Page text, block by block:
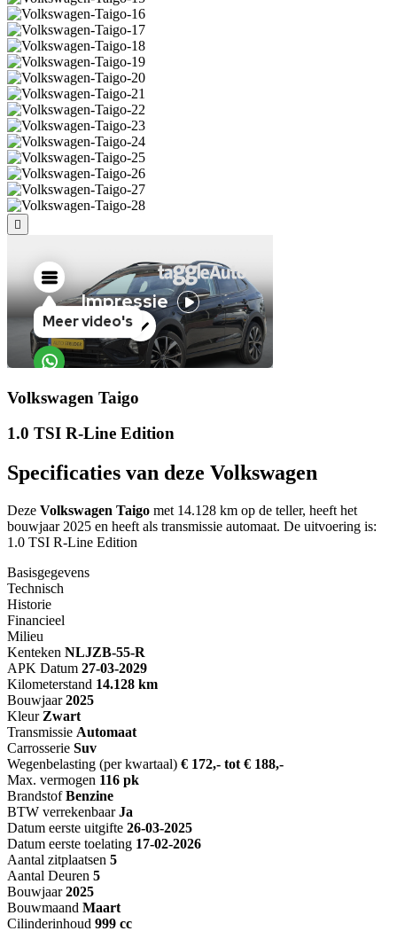
Volkswagen Taigo
1.0 TSI R-Line Edition
Specificaties van deze Volkswagen
Deze Volkswagen Taigo met 14.128 km op de teller, heeft het
bouwjaar 2025 en heeft als transmissie automaat. De uitvoering is:
1.0 TSI R-Line Edition
Basisgegevens
Technisch
Historie
Financieel
Milieu
Kenteken NLJZB-55-R
APK Datum 27-03-2029
Kilometerstand 14.128 km
Bouwjaar 2025
Kleur Zwart
Transmissie Automaat
Carrosserie Suv
Wegenbelasting (per kwartaal) € 172,- tot € 188,-
Max. vermogen 116 pk
Brandstof Benzine
BTW verrekenbaar Ja
Datum eerste uitgifte 26-03-2025
Datum eerste toelating 17-02-2026
Aantal zitplaatsen 5
Aantal Deuren 5
Bouwjaar 2025
Bouwmaand Maart
Cilinderinhoud 999 cc